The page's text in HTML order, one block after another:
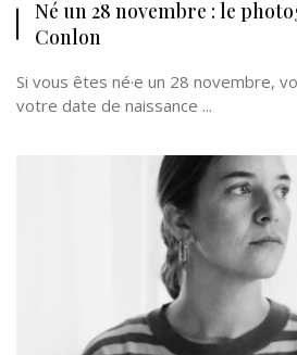
Né un 28 novembre : le
Conlon
Si vous êtes né·e un 28 novembre,
votre date de naissance ...